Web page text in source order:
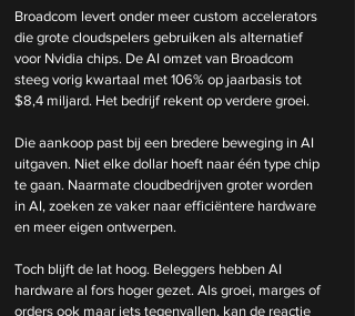
Broadcom levert onder meer custom accelerators
die grote cloudspelers gebruiken als alternatief
voor Nvidia chips. De AI omzet van Broadcom
steeg vorig kwartaal met 106% op jaarbasis tot
$8,4 miljard. Het bedrijf rekent op verdere groei.
Die aankoop past bij een bredere beweging in AI
uitgaven. Niet elke dollar hoeft naar één type chip
te gaan. Naarmate cloudbedrijven groter worden
in AI, zoeken ze vaker naar efficiëntere hardware
en meer eigen ontwerpen.
Toch blijft de lat hoog. Beleggers hebben AI
hardware al fors hoger gezet. Als groei, marges of
orders ook maar iets tegenvallen, kan de reactie